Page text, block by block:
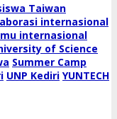
Taiwan
internasional
internasional
of Science
Summer Camp
UNP Kediri YUNTECH